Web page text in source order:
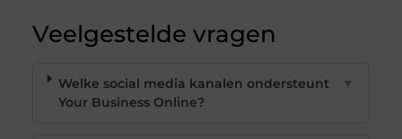
Veelgestelde vragen
Welke social media kanalen ondersteunt
Your Business Online?
▼